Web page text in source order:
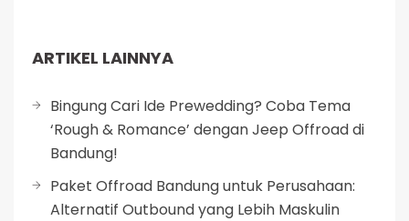
ARTIKEL LAINNYA
Bingung Cari Ide Prewedding? Coba Tema
‘Rough & Romance’ dengan Jeep Offroad di
Bandung!
Paket Offroad Bandung untuk Perusahaan:
Alternatif Outbound yang Lebih Maskulin